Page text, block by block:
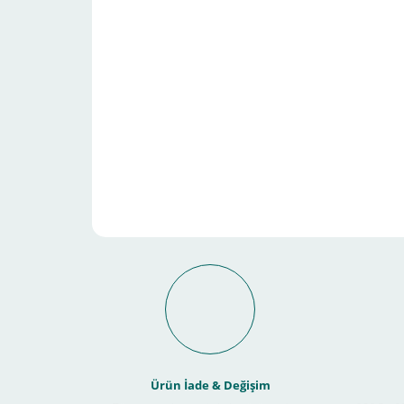
Schneider Electric
Kullanılır ?
Ürün İade & Değişim